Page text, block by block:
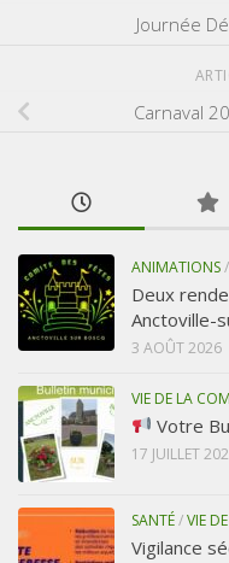
Journée
Carnaval
ANIMATIONS/
Deux
Anctoville-
3 AOÛT 2026
VIE DE LA
Votre
17 JUILLET
SANTÉ/VIE
Vigilance